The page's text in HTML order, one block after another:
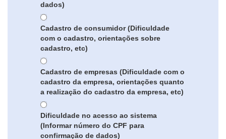
dados)
Cadastro de consumidor (Dificuldade
com o cadastro, orientações sobre
cadastro, etc)
Cadastro de empresas (Dificuldade com o
cadastro da empresa, orientações quanto
a realização do cadastro da empresa, etc)
Dificuldade no acesso ao sistema
(Informar número do CPF para
confirmação de dados)